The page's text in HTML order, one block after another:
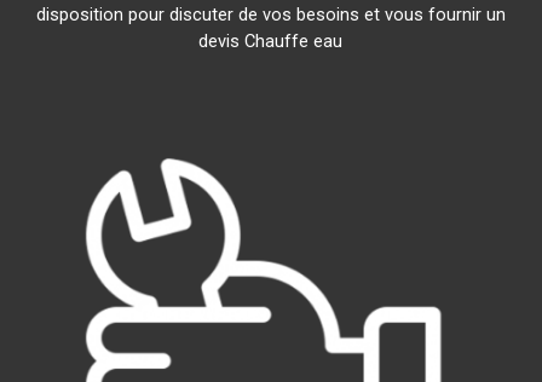
disposition pour discuter de vos besoins et vous fournir un
devis Chauffe eau